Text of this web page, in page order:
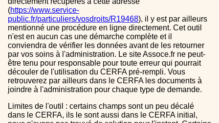
(https://www.service-
public.fr/particuliers/vosdroits/R19468), il y est par ailleurs
mentionné une procédure en ligne directement. Cet outil
n'est en aucun cas une démarche complète et il
conviendra de vérifier les données avant de les retourner
par vos soins à l'administration. Le site Assoce.fr ne peut-
être tenu pour responsable pour toute erreur qui pourrait
découler de l'utilisation du CERFA pré-rempli. Vous
retrouverez par ailleurs dans le CERFA les documents à
joindre à l'administration pour chaque type de demande.
Limites de l'outil : certains champs sont un peu décalé
dans le CERFA, ils le sont aussi dans le CERFA initial,